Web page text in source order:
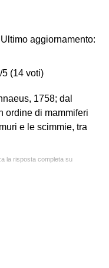
aggiornamento:
5 (14 voti)
1758; dal
ordine di mammiferi
e le scimmie, tra
la risposta completa su